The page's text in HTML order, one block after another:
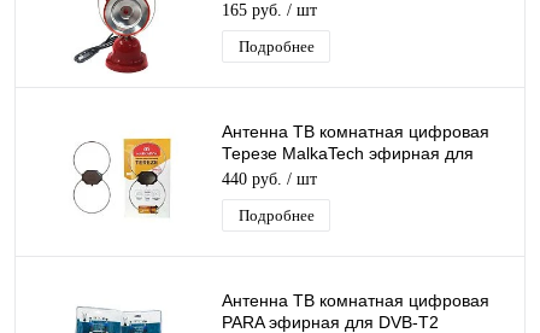
телевидения
165 руб. / шт
Подробнее
Антенна ТВ комнатная цифровая
Терезе MalkaTech эфирная для
DVB-T2 телевидения
440 руб. / шт
Подробнее
Антенна ТВ комнатная цифровая
PARA эфирная для DVB-T2